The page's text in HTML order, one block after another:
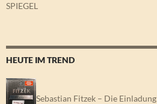
SPIEGEL
HEUTE IM TREND
Sebastian Fitzek – Die Einladung